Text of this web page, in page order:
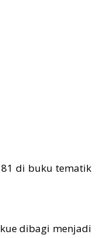
di buku tematik
dibagi menjadi